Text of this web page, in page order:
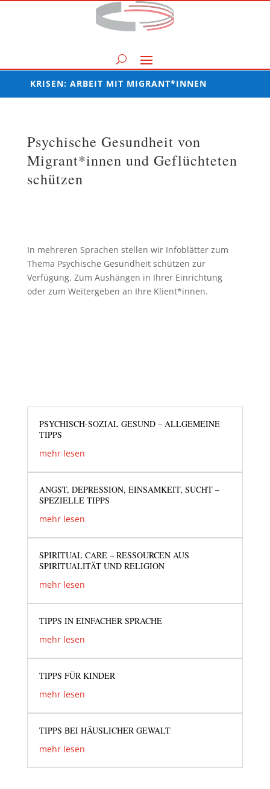
KRISEN: ARBEIT MIT MIGRANT*INNEN
Psychische Gesundheit von
Migrant*innen und Geflüchteten
schützen
In mehreren Sprachen stellen wir Infoblätter zum
Thema Psychische Gesundheit schützen zur
Verfügung. Zum Aushängen in Ihrer Einrichtung
oder zum Weitergeben an Ihre Klient*innen.
PSYCHISCH-SOZIAL GESUND – ALLGEMEINE
TIPPS
mehr lesen
ANGST, DEPRESSION, EINSAMKEIT, SUCHT –
SPEZIELLE TIPPS
mehr lesen
SPIRITUAL CARE – RESSOURCEN AUS
SPIRITUALITÄT UND RELIGION
mehr lesen
TIPPS IN EINFACHER SPRACHE
mehr lesen
TIPPS FÜR KINDER
mehr lesen
TIPPS BEI HÄUSLICHER GEWALT
mehr lesen